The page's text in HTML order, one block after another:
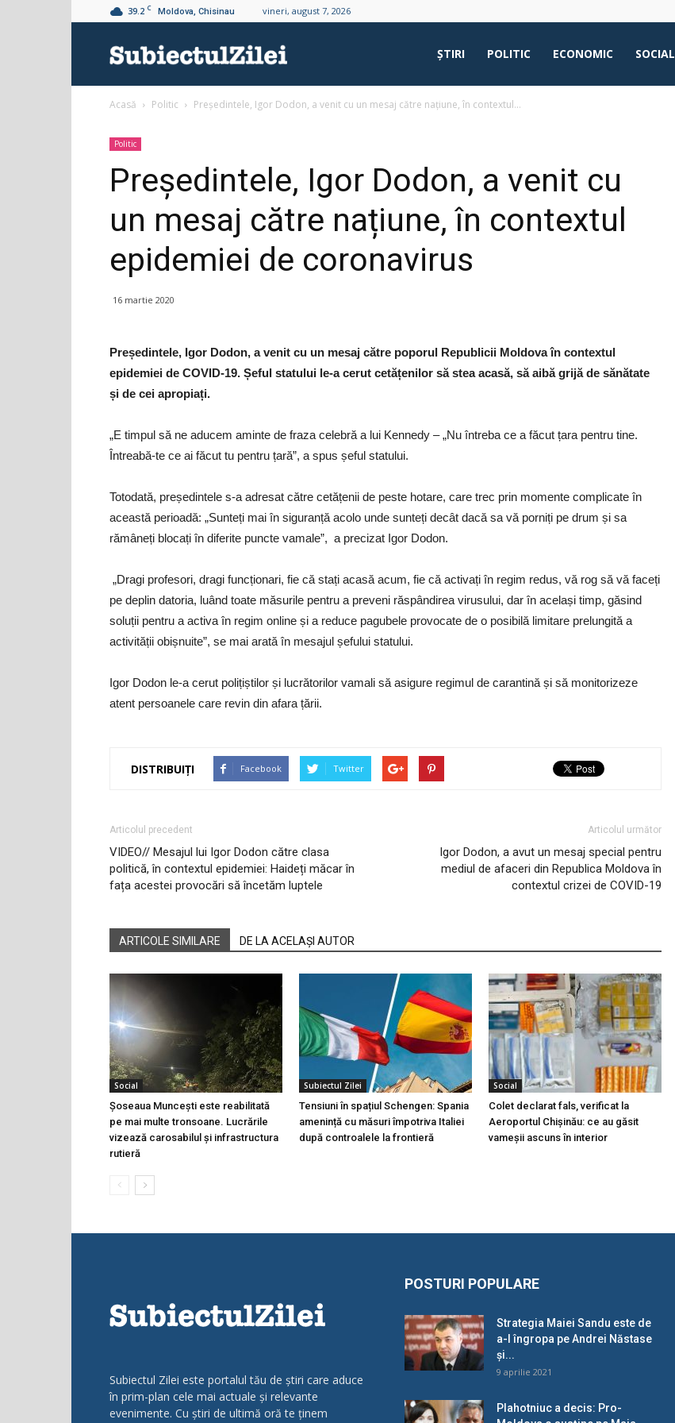
39.2 C Moldova, Chisinau vineri, august 7, 2026
ŞTIRI POLITIC ECONOMIC SOCIAL
Acasă Politic Președintele, Igor Dodon, a venit cu un mesaj către națiune, în contextul...
Politic
Președintele, Igor Dodon, a venit cu
un mesaj către națiune, în contextul
epidemiei de coronavirus
16 martie 2020
Președintele, Igor Dodon, a venit cu un mesaj către poporul Republicii Moldova în contextul
epidemiei de COVID-19. Șeful statului le-a cerut cetățenilor să stea acasă, să aibă grijă de sănătate
și de cei apropiați.
„E timpul să ne aducem aminte de fraza celebră a lui Kennedy – „Nu întreba ce a făcut țara pentru tine.
Întreabă-te ce ai făcut tu pentru țară”, a spus șeful statului.
Totodată, președintele s-a adresat către cetățenii de peste hotare, care trec prin momente complicate în
această perioadă: „Sunteți mai în siguranță acolo unde sunteți decât dacă sa vă porniți pe drum și sa
rămâneți blocați în diferite puncte vamale”, a precizat Igor Dodon.
„Dragi profesori, dragi funcționari, fie că stați acasă acum, fie că activați în regim redus, vă rog să vă faceți
pe deplin datoria, luând toate măsurile pentru a preveni răspândirea virusului, dar în același timp, găsind
soluții pentru a activa în regim online și a reduce pagubele provocate de o posibilă limitare prelungită a
activității obișnuite”, se mai arată în mesajul șefului statului.
Igor Dodon le-a cerut polițiștilor și lucrătorilor vamali să asigure regimul de carantină și să monitorizeze
atent persoanele care revin din afara țării.
DISTRIBUIȚI Facebook Twitter
Articolul precedent
VIDEO// Mesajul lui Igor Dodon către clasa
politică, în contextul epidemiei: Haideți măcar în
fața acestei provocări să încetăm luptele
Articolul următor
Igor Dodon, a avut un mesaj special pentru
mediul de afaceri din Republica Moldova în
contextul crizei de COVID-19
ARTICOLE SIMILARE DE LA ACELAȘI AUTOR
Social
Șoseaua Muncești este reabilitată
pe mai multe tronsoane. Lucrările
vizează carosabilul și infrastructura
rutieră
Subiectul Zilei
Tensiuni în spațiul Schengen: Spania
amenință cu măsuri împotriva Italiei
după controalele la frontieră
Social
Colet declarat fals, verificat la
Aeroportul Chișinău: ce au găsit
vameșii ascuns în interior
Subiectul Zilei este portalul tău de știri care aduce
în prim-plan cele mai actuale și relevante
evenimente. Cu știri de ultimă oră te ținem
POSTURI POPULARE
Strategia Maiei Sandu este de
a-l îngropa pe Andrei Năstase
și...
9 aprilie 2021
Plahotniuc a decis: Pro-